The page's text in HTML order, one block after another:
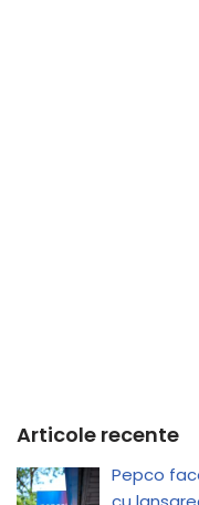
Articole recente
Pepco